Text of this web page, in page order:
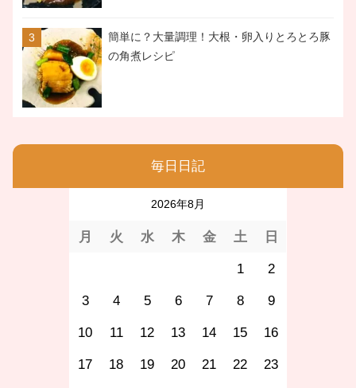
簡単に？大量調理！大根・卵入りとろとろ豚
の角煮レシピ
毎日日記
2026年8月
月 火 水 木 金 土 日
1 2
3 4 5 6 7 8 9
10 11 12 13 14 15 16
17 18 19 20 21 22 23